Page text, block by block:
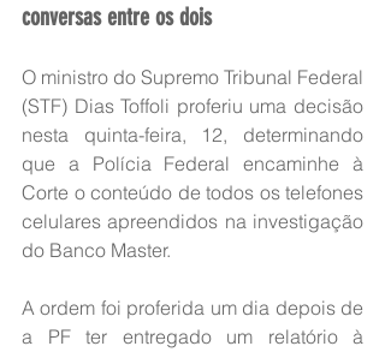
conversas entre os dois
O ministro do Supremo Tribunal Federal
(STF) Dias Toffoli proferiu uma decisão
nesta quinta-feira, 12, determinando
que a Polícia Federal encaminhe à
Corte o conteúdo de todos os telefones
celulares apreendidos na investigação
do Banco Master.
A ordem foi proferida um dia depois de
a PF ter entregado um relatório à